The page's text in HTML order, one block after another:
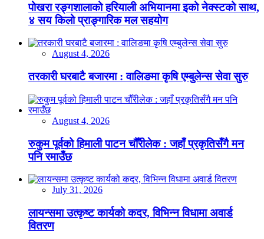
पोखरा रङ्गशालाको हरियाली अभियानमा इको नेक्स्टको साथ,
४ सय किलो प्राङ्गारिक मल सहयोग
August 4, 2026
तरकारी घरबाटै बजारमा : वालिङमा कृषि एम्बुलेन्स सेवा सुरु
August 4, 2026
रुकुम पूर्वको हिमाली पाटन चौँरीलेक : जहाँ प्रकृतिसँगै मन
पनि रमाउँछ
July 31, 2026
लायन्समा उत्कृष्ट कार्यको कदर, विभिन्न विधामा अवार्ड
वितरण